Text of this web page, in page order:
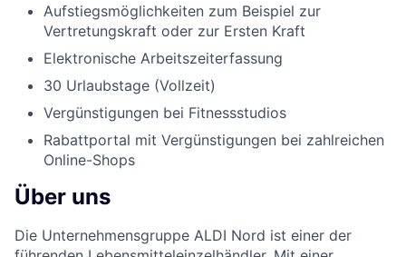
Aufstiegsmöglichkeiten zum Beispiel zur
Vertretungskraft oder zur Ersten Kraft
Elektronische Arbeitszeiterfassung
30 Urlaubstage (Vollzeit)
Vergünstigungen bei Fitnessstudios
Rabattportal mit Vergünstigungen bei zahlreichen
Online-Shops
Über uns
Die Unternehmensgruppe ALDI Nord ist einer der